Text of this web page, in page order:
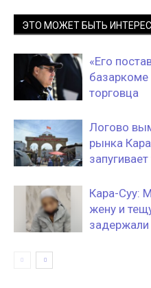
ЭТО МОЖЕТ БЫТЬ
«Его
торговца
Логово
рынка
Кара-Суу:
жену и
задержали